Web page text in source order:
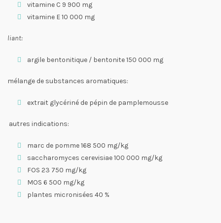
vitamine C 9 900 mg
vitamine E 10 000 mg
liant:
argile bentonitique / bentonite 150 000 mg
mélange de substances aromatiques:
extrait glycériné de pépin de pamplemousse
autres indications:
marc de pomme 168 500 mg/kg
saccharomyces cerevisiae 100 000 mg/kg
FOS 23 750 mg/kg
MOS 6 500 mg/kg
plantes micronisées 40 %